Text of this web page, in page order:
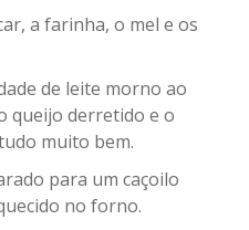
a farinha, o mel e os
de leite morno ao
queijo derretido e o
muito bem.
para um caçoilo
no forno.